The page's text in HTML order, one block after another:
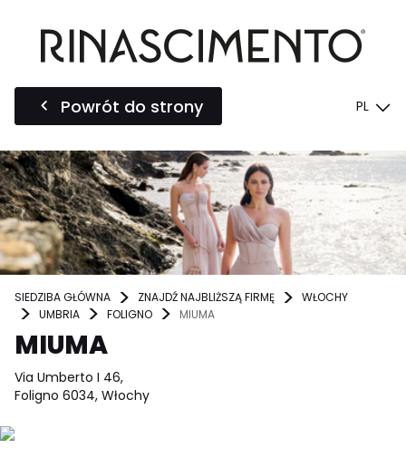
Powrót do strony PL
SIEDZIBA GŁÓWNA ZNAJDŹ NAJBLIŻSZĄ FIRMĘ
WŁOCHY
UMBRIA
FOLIGNO MIUMA
MIUMA
Via Umberto I 46,
Foligno 6034, Włochy